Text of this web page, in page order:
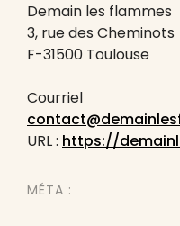
Demain les flammes
3, rue des Cheminots
F-31500 Toulouse
URL : https://
MÉTA :